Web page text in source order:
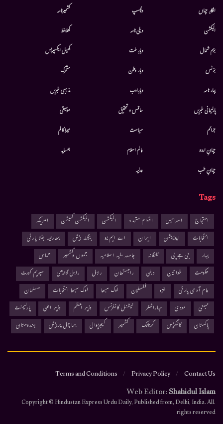
افکارِ جہاں
الیکشن
بزم شمال
بزنس
بہار نامہ
پارلیمانی خبریں
جرائم
جہانِ اردو
جہانِ طب
دلچسپ
دہلی نامہ
دیارِ ملت
دیار وطن
دیارِادب
سائنس و تحقیق
سیاست
عالم اسلام
عدلیہ
کشمیرنامہ
کھلاخط
کھیل ایکسپریس
متحرك
مذہبی خبریں
موسيقى
میرا کالم
ہمسایہ
Tags
احتجاج اسرائیل اقوام متحدہ الیکشن الیکشن کمیشن
امریکہ
انتخابات
اپوزیشن ایران اے ایم یو بنگلہ دیش
بھارتیہ جنتا پارٹی
بہار
بی جے پی تلنگانہ جامعہ ملیہ اسلامیہ جموں وکشمیر
حماس
حکومت
خواتین دہلی راجستھان راہل راہل گاندھی
سپریم کورٹ
عام آدمی پارٹی
غزہ فلسطین لوک سبھا لوک سبھا انتخابات
مسلمان
ممبئی
مودی مہاراشٹر نیشنل کانفرنس وزیر اعظم وزیر اعلیٰ
پارلیمنٹ
پاکستان
کانگریس کرناٹک کشمیر کیجریوال ہماچل پردیش ہندوستان
Contact Us
Privacy Policy
Terms and Conditions
Web Editor:Shahidul Islam
.Copyright © Hindustan Express Urdu Daily, Published from, Delhi, India. All
rights reserved